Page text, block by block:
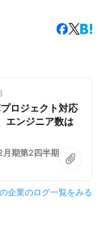
ロジェクト対応
エンジニア数は
期第2四半期
企業のログ一覧をみる